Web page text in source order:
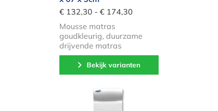
€ 132,30 - € 174,30
Mousse matras
goudkleurig, duurzame
drijvende matras
Bekijk varianten
Kerlis Matras - Wit - 180 x 67 x 4cm